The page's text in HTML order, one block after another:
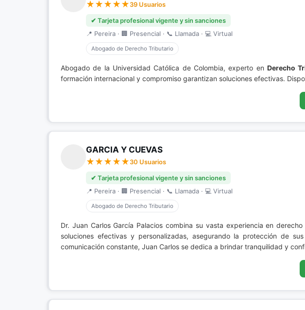
39 Usuarios
✔ Tarjeta profesional vigente y sin sanciones
📍 Pereira · 🏢 Presencial · 📞 Llamada · 💻 Virtual
Abogado de Derecho Tributario
Abogado de la Universidad Católica de Colombia, experto enDerecho
formación internacional y compromiso garantizan soluciones efectivas.
GARCIA Y CUEVAS
30 Usuarios
✔ Tarjeta profesional vigente y sin sanciones
📍 Pereira · 🏢 Presencial · 📞 Llamada · 💻 Virtual
Abogado de Derecho Tributario
Dr. Juan Carlos García Palacios combina su vasta experiencia en
soluciones efectivas y personalizadas, asegurando la protección de
comunicación constante, Juan Carlos se dedica a brindar tranquilidad y